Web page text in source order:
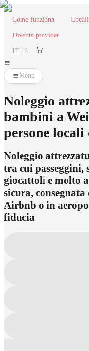
Come funziona
Diventa provider
IT | $
Menu
Noleggio
bambini a
persone
Noleggio
tra cui passeggini,
giocattoli e molto
sicura,
Airbnb o in
fiducia